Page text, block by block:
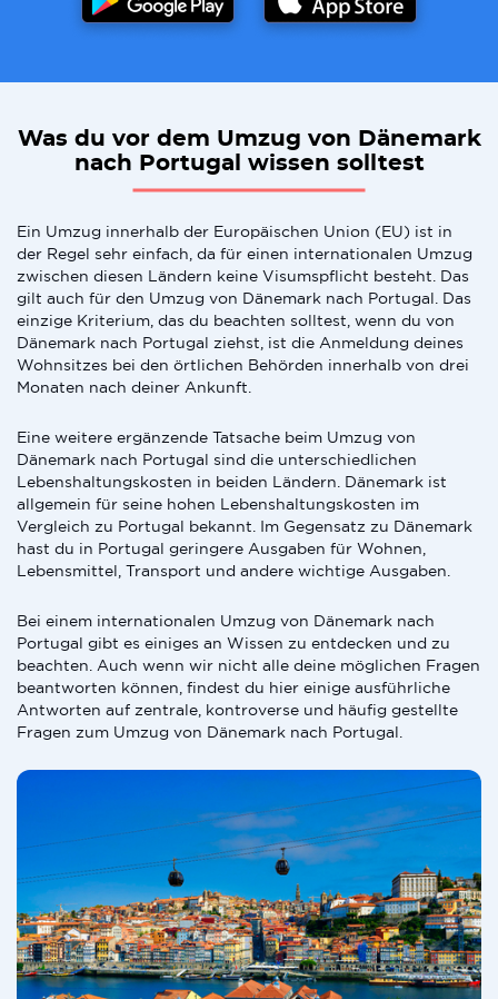
Was du vor dem Umzug von Dänemark
nach Portugal wissen solltest
Ein Umzug innerhalb der Europäischen Union (EU) ist in
der Regel sehr einfach, da für einen internationalen Umzug
zwischen diesen Ländern keine Visumspflicht besteht. Das
gilt auch für den Umzug von Dänemark nach Portugal. Das
einzige Kriterium, das du beachten solltest, wenn du von
Dänemark nach Portugal ziehst, ist die Anmeldung deines
Wohnsitzes bei den örtlichen Behörden innerhalb von drei
Monaten nach deiner Ankunft.
Eine weitere ergänzende Tatsache beim Umzug von
Dänemark nach Portugal sind die unterschiedlichen
Lebenshaltungskosten in beiden Ländern. Dänemark ist
allgemein für seine hohen Lebenshaltungskosten im
Vergleich zu Portugal bekannt. Im Gegensatz zu Dänemark
hast du in Portugal geringere Ausgaben für Wohnen,
Lebensmittel, Transport und andere wichtige Ausgaben.
Bei einem internationalen Umzug von Dänemark nach
Portugal gibt es einiges an Wissen zu entdecken und zu
beachten. Auch wenn wir nicht alle deine möglichen Fragen
beantworten können, findest du hier einige ausführliche
Antworten auf zentrale, kontroverse und häufig gestellte
Fragen zum Umzug von Dänemark nach Portugal.